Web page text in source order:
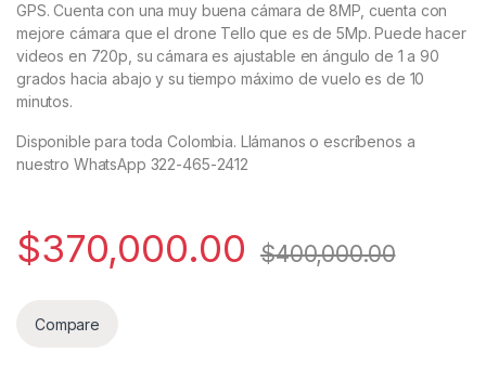
GPS. Cuenta con una muy buena cámara de 8MP, cuenta con
mejore cámara que el drone Tello que es de 5Mp. Puede hacer
videos en 720p, su cámara es ajustable en ángulo de 1 a 90
grados hacia abajo y su tiempo máximo de vuelo es de 10
minutos.
Disponible para toda Colombia. Llámanos o escríbenos a
nuestro WhatsApp 322-465-2412
$370,000.00 $400,000.00
Compare